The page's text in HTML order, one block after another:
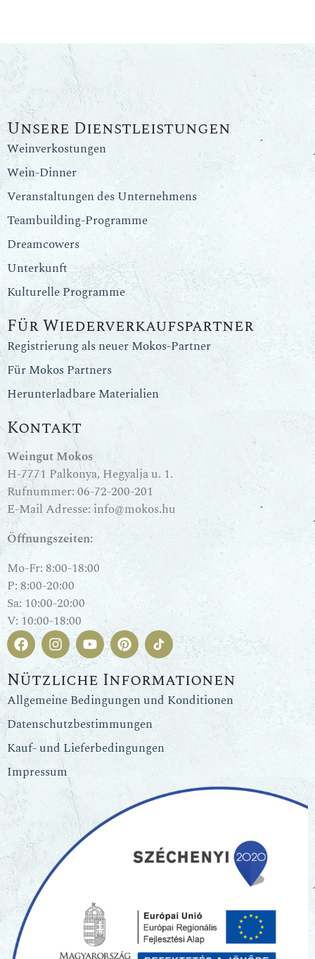
Unsere Dienstleistungen
Weinverkostungen
Wein-Dinner
Veranstaltungen des Unternehmens
Teambuilding-Programme
Dreamcowers
Unterkunft
Kulturelle Programme
Für Wiederverkaufspartner
Registrierung als neuer Mokos-Partner
Für Mokos Partners
Herunterladbare Materialien
Kontakt
Weingut Mokos
H-7771 Palkonya, Hegyalja u. 1.
Rufnummer:06-72-200-201
E-Mail Adresse: info@mokos.hu
Öffnungszeiten:
Mo-Fr: 8:00-18:00
P: 8:00-20:00
Sa: 10:00-20:00
V: 10:00-18:00
Nützliche Informationen
Allgemeine Bedingungen und Konditionen
Datenschutzbestimmungen
Kauf- und Lieferbedingungen
Impressum